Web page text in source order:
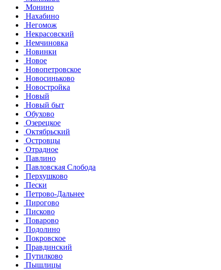
Монино
Нахабино
Негомож
Некрасовский
Немчиновка
Новинки
Новое
Новопетровское
Новосиньково
Новостройка
Новый
Новый быт
Обухово
Озерецкое
Октябрьский
Островцы
Отрадное
Павлино
Павловская Слобода
Перхушково
Пески
Петрово-Дальнее
Пирогово
Писково
Поварово
Подолино
Покровское
Правдинский
Путилково
Пышлицы